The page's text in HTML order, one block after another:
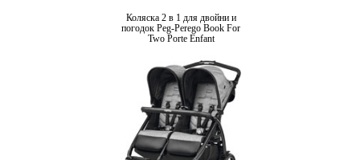
Коляска 2 в 1 для двойни и
погодок Peg-Perego Book For
Two Porte Enfant